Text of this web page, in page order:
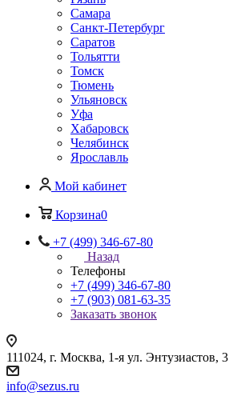
Самара
Санкт-Петербург
Саратов
Тольятти
Томск
Тюмень
Ульяновск
Уфа
Хабаровск
Челябинск
Ярославль
Мой кабинет
Корзина0
+7 (499) 346-67-80
Назад
Телефоны
+7 (499) 346-67-80
+7 (903) 081-63-35
Заказать звонок
111024, г. Москва, 1-я ул. Энтузиастов, 3
info@sezus.ru